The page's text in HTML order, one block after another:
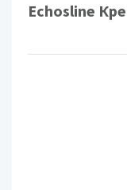
Echosline